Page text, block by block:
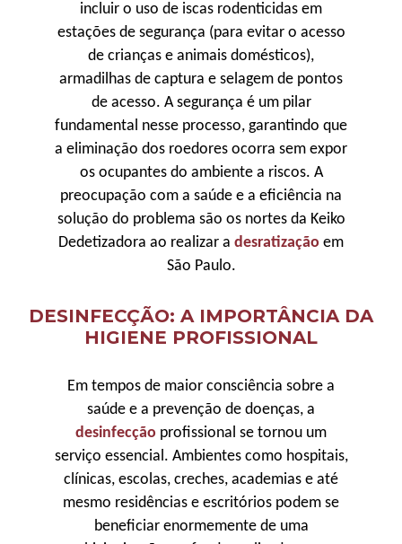
incluir o uso de iscas rodenticidas em
estações de segurança (para evitar o acesso
de crianças e animais domésticos),
armadilhas de captura e selagem de pontos
de acesso. A segurança é um pilar
fundamental nesse processo, garantindo que
a eliminação dos roedores ocorra sem expor
os ocupantes do ambiente a riscos. A
preocupação com a saúde e a eficiência na
solução do problema são os nortes da Keiko
Dedetizadora ao realizar a desratização em
São Paulo.
DESINFECÇÃO: A IMPORTÂNCIA DA
HIGIENE PROFISSIONAL
Em tempos de maior consciência sobre a
saúde e a prevenção de doenças, a
desinfecção profissional se tornou um
serviço essencial. Ambientes como hospitais,
clínicas, escolas, creches, academias e até
mesmo residências e escritórios podem se
beneficiar enormemente de uma